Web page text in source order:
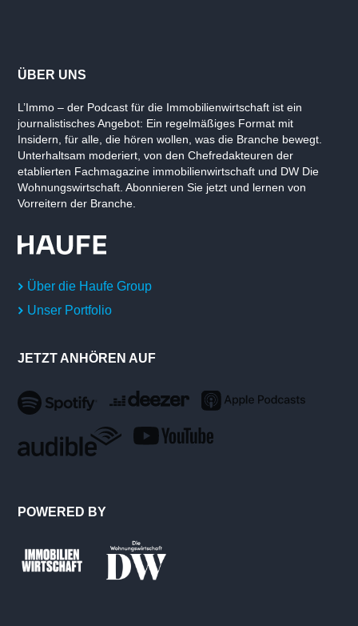
ÜBER UNS
L’Immo – der Podcast für die Immobilienwirtschaft ist ein
journalistisches Angebot: Ein regelmäßiges Format mit
Insidern, für alle, die hören wollen, was die Branche bewegt.
Unterhaltsam moderiert, von den Chefredakteuren der
etablierten Fachmagazine immobilienwirtschaft und DW Die
Wohnungswirtschaft. Abonnieren Sie jetzt und lernen von
Vorreitern der Branche.
Über die Haufe Group
Unser Portfolio
JETZT ANHÖREN AUF
POWERED BY